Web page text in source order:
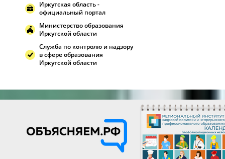
Иркутская область -
официальный портал
Министерство образования
Иркутской области
Служба по контролю и надзору
в сфере образования
Иркутской области